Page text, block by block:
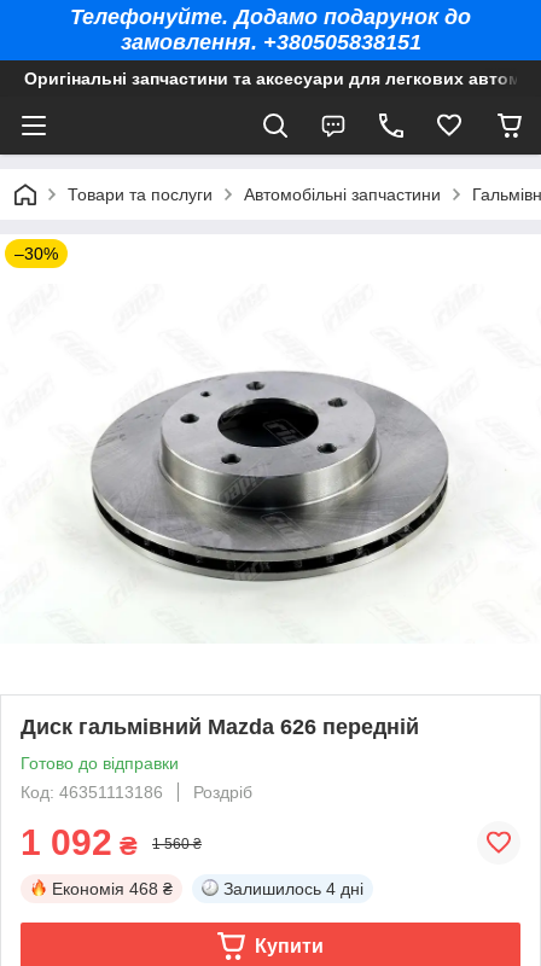
Телефонуйте. Додамо подарунок до
замовлення. +380505838151
Оригінальні запчастини та аксесуари для легкових
Товари та послуги Автомобільні запчастини
–30%
Диск гальмівний Mazda 626 передній
Готово до відправки
Код: 46351113186
Роздріб
1 092 ₴ 1 560 ₴
Економія 468 ₴ Залишилось 4 дні
Купити